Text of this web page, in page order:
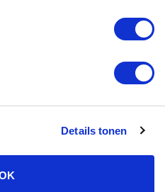
Details tonen
het om de
als de
hoortoestel 1